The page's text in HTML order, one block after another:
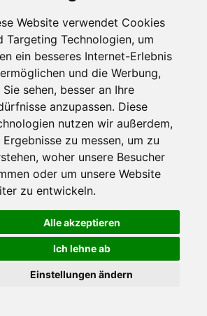
Website verwendet Cookies
Targeting Technologien, um
ein besseres Internet-Erlebnis
und die Werbung,
sehen, besser an Ihre
anzupassen. Diese
nutzen wir außerdem,
Ergebnisse zu messen, um zu
woher unsere Besucher
oder um unsere Website
zu entwickeln.
Alle akzeptieren
Ich lehne ab
Einstellungen ändern
um Informationen auf Ihrem Computer zu speichern.
unsere Seite funktioniert, andere helfen uns dabei, das
Mit der Nutzung dieser Seite erklären Sie sich damit
Twitter
YouTube
Google+
Makis© Copyright 2026